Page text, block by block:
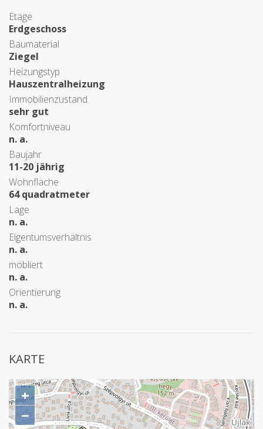
Etage
Erdgeschoss
Baumaterial
Ziegel
Heizungstyp
Hauszentralheizung
Immobilienzustand
sehr gut
Komfortniveau
n. a.
Baujahr
11-20 jährig
Wohnfläche
64 quadratmeter
Lage
n. a.
Eigentumsverhältnis
n. a.
möbliert
n. a.
Orientierung
n. a.
KARTE
+
−